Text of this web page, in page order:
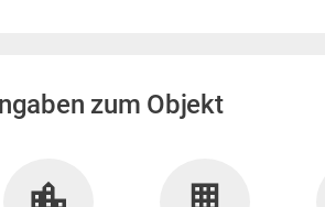
zum Objekt